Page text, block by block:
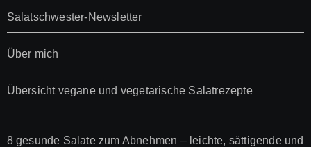
Salatschwester-Newsletter
Über mich
Übersicht vegane und vegetarische Salatrezepte
8 gesunde Salate zum Abnehmen – leichte, sättigende und